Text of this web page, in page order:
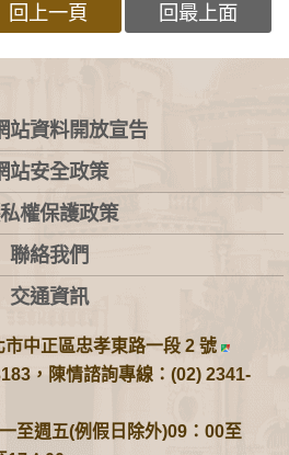
回上一頁 回最上面
站資料開放宣告
站安全政策
權保護政策
聯絡我們
交通資訊
中正區忠孝東路一段 2 號
，陳情諮詢專線：(02) 2341-
至週五(例假日除外)09：00至